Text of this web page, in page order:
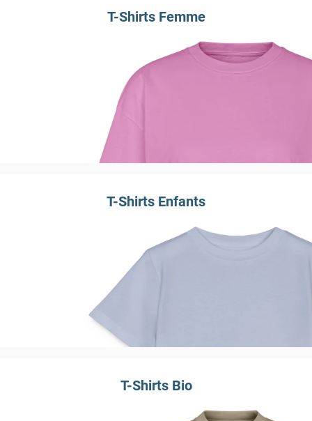
T-Shirts Femme
T-Shirts Enfants
T-Shirts Bio